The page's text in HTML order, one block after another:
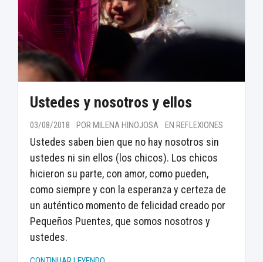
Ustedes y nosotros y ellos
03/08/2018 POR MILENA HINOJOSA EN REFLEXIONES
Ustedes saben bien que no hay nosotros sin
ustedes ni sin ellos (los chicos). Los chicos
hicieron su parte, con amor, como pueden,
como siempre y con la esperanza y certeza de
un auténtico momento de felicidad creado por
Pequeños Puentes, que somos nosotros y
ustedes.